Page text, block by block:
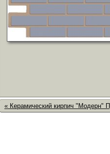
« Керамический кирпич "Модерн"